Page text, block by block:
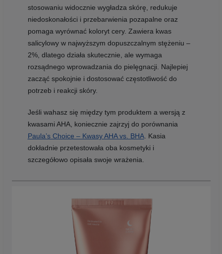
stosowaniu widocznie wygładza skórę, redukuje
niedoskonałości i przebarwienia pozapalne oraz
pomaga wyrównać koloryt cery. Zawiera kwas
salicylowy w najwyższym dopuszczalnym stężeniu –
2%, dlatego działa skutecznie, ale wymaga
rozsądnego wprowadzania do pielęgnacji. Najlepiej
zacząć spokojnie i dostosować częstotliwość do
potrzeb i reakcji skóry.
Jeśli wahasz się między tym produktem a wersją z
kwasami AHA, koniecznie zajrzyj do porównania
Paula’s Choice – Kwasy AHA vs. BHA. Kasia
dokładnie przetestowała oba kosmetyki i
szczegółowo opisała swoje wrażenia.